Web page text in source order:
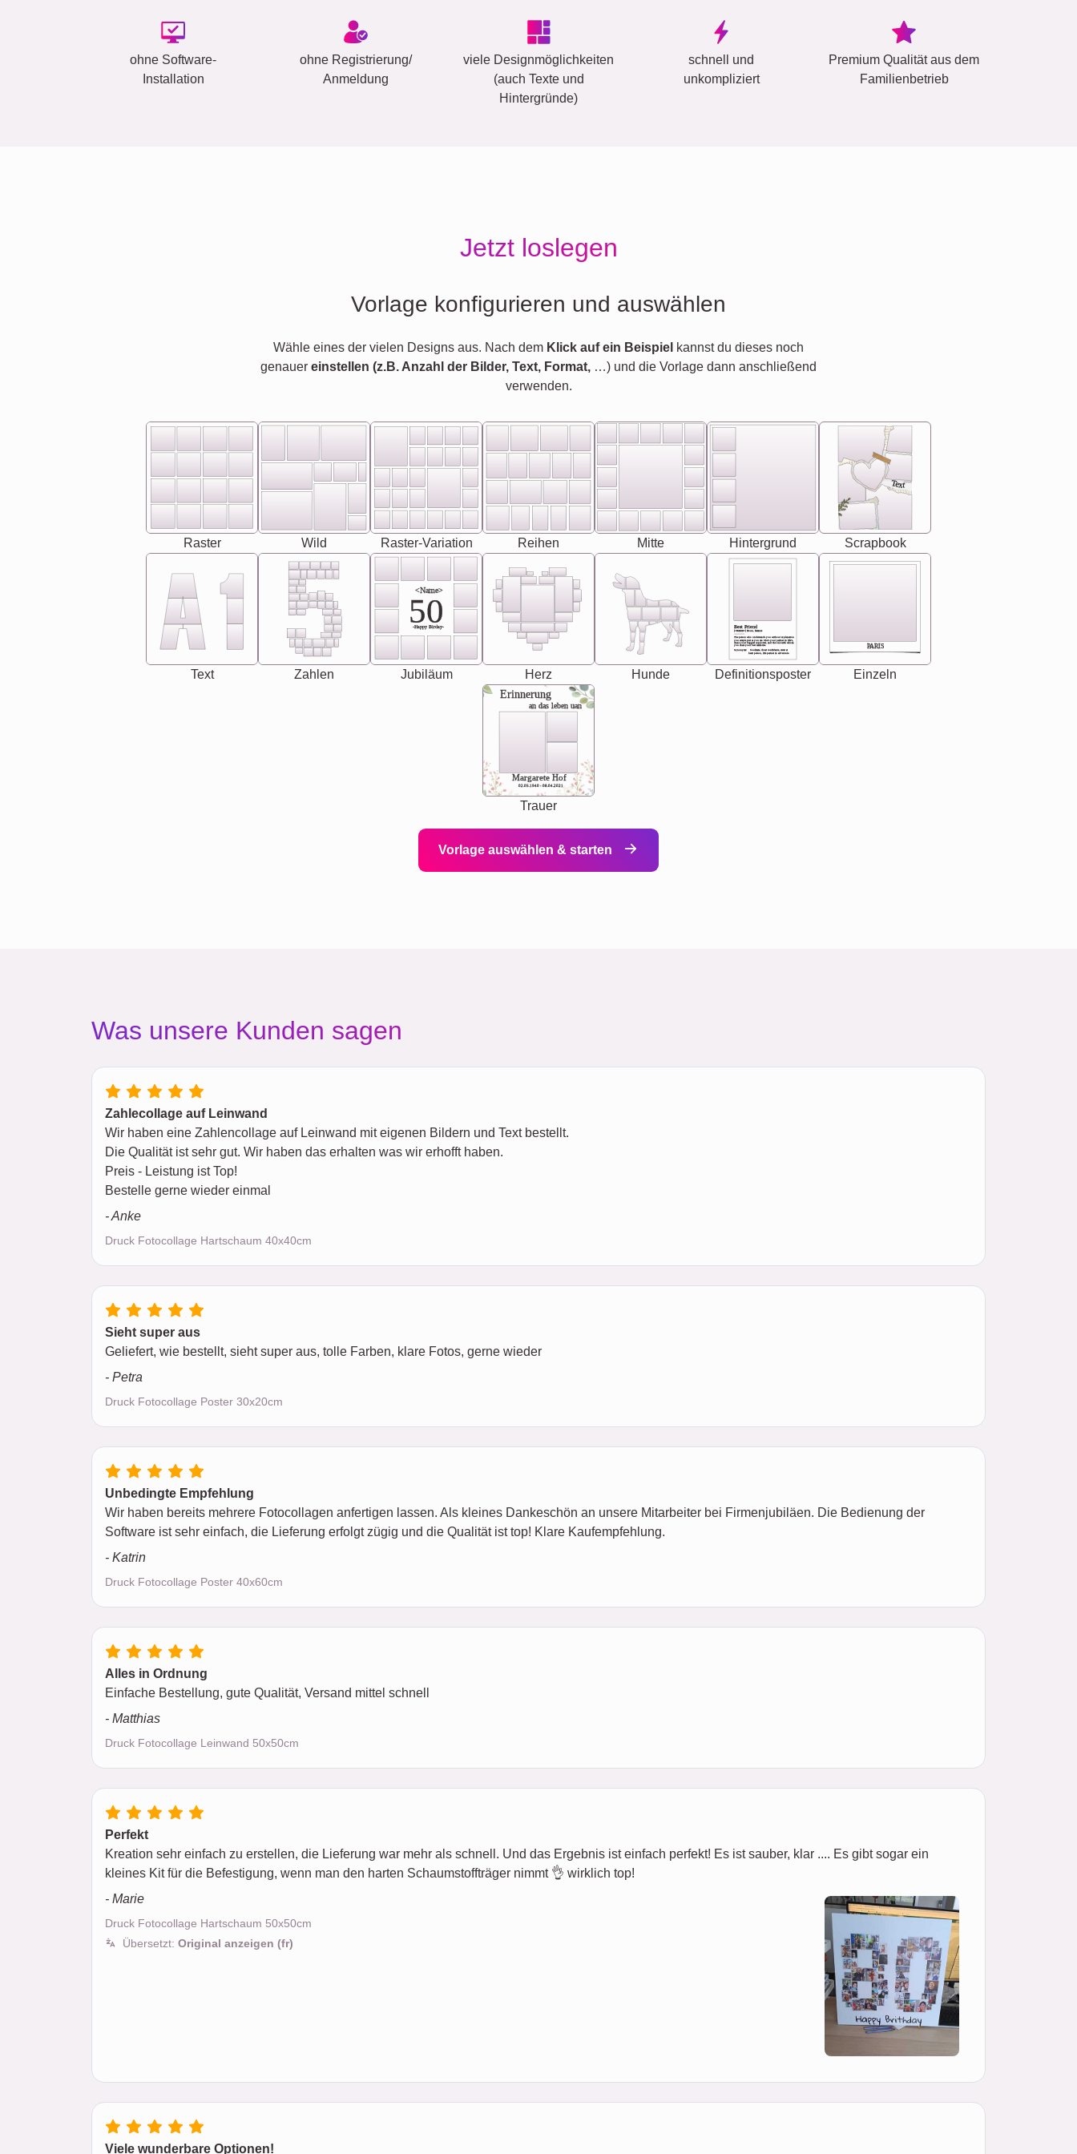
ohne Software-
Installation
ohne Registrierung/
Anmeldung
viele Designmöglichkeiten
(auch Texte und
Hintergründe)
schnell und
unkompliziert
Premium Qualität aus dem
Familienbetrieb
Jetzt loslegen
Vorlage konfigurieren und auswählen
Wähle eines der vielen Designs aus. Nach dem Klick auf ein Beispiel kannst du dieses noch
genauer einstellen (z.B. Anzahl der Bilder, Text, Format, …) und die Vorlage dann anschließend
verwenden.
Raster Wild Raster-Variation Reihen Mitte Hintergrund
Text
Scrapbook
Text Zahlen
<Name>
50
-Happy Birday-
Jubiläum Herz Hunde
Best Friend
[<NAME>] Noun, feminie
Synonyms: Soulmate, closet confidante, sister at
heart person, life partner in adventure.
The person who understands you without explanation
you accepts just as you are. She's your partner in life's,
chaos your biggest supporter, and the one with whom
you share your best memories.
Definitionsposter
PARIS
Einzeln
Erinnerung
an das leben uan
Margarete Hof
02.05.1940 - 08.04.2021
Trauer
Vorlage auswählen & starten
Was unsere Kunden sagen
Zahlecollage auf Leinwand
Wir haben eine Zahlencollage auf Leinwand mit eigenen Bildern und Text bestellt.
Die Qualität ist sehr gut. Wir haben das erhalten was wir erhofft haben.
Preis - Leistung ist Top!
Bestelle gerne wieder einmal
- Anke
Druck Fotocollage Hartschaum 40x40cm
Sieht super aus
Geliefert, wie bestellt, sieht super aus, tolle Farben, klare Fotos, gerne wieder
- Petra
Druck Fotocollage Poster 30x20cm
Unbedingte Empfehlung
Wir haben bereits mehrere Fotocollagen anfertigen lassen. Als kleines Dankeschön an unsere Mitarbeiter bei Firmenjubiläen. Die Bedienung der
Software ist sehr einfach, die Lieferung erfolgt zügig und die Qualität ist top! Klare Kaufempfehlung.
- Katrin
Druck Fotocollage Poster 40x60cm
Alles in Ordnung
Einfache Bestellung, gute Qualität, Versand mittel schnell
- Matthias
Druck Fotocollage Leinwand 50x50cm
Perfekt
Kreation sehr einfach zu erstellen, die Lieferung war mehr als schnell. Und das Ergebnis ist einfach perfekt! Es ist sauber, klar .... Es gibt sogar ein
kleines Kit für die Befestigung, wenn man den harten Schaumstoffträger nimmt 👌 wirklich top!
- Marie
Druck Fotocollage Hartschaum 50x50cm
Übersetzt: Original anzeigen (fr)
Viele wunderbare Optionen!